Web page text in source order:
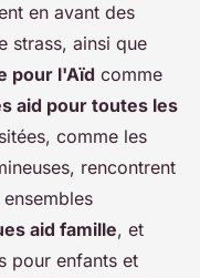
en avant des
strass, ainsi que
pour l'Aïd comme
aid pour toutes les
comme les
rencontrent
aid famille, et
pour enfants et